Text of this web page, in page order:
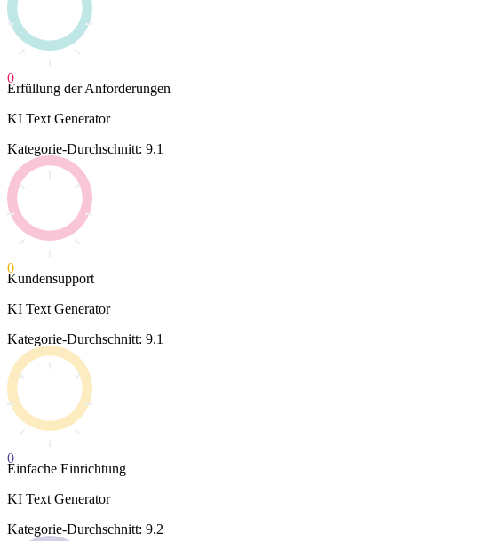
0
Erfüllung der Anforderungen
KI Text Generator
Kategorie-Durchschnitt: 9.1
0
Kundensupport
KI Text Generator
Kategorie-Durchschnitt: 9.1
0
Einfache Einrichtung
KI Text Generator
Kategorie-Durchschnitt: 9.2